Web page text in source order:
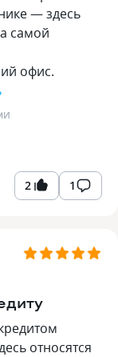
— здесь
самой
офис.
2 1
относятся